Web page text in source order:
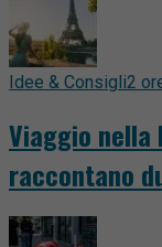
Idee & Consigli2
Viaggio
raccontano